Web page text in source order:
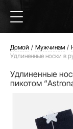
Домой Мужчинам
Удлиненные носки в
Удлиненные
пикотом